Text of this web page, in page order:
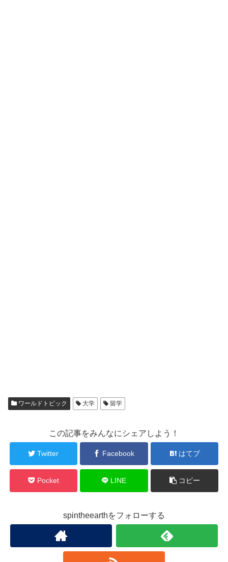
ワールドトピック 大学 留学
この記事をみんなにシェアしよう！
Twitter Facebook はてブ
Pocket LINE コピー
spintheearthをフォローする